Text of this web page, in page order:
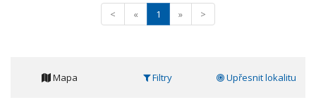
< « 1 » >
Mapa Filtry Upřesnit lokalitu